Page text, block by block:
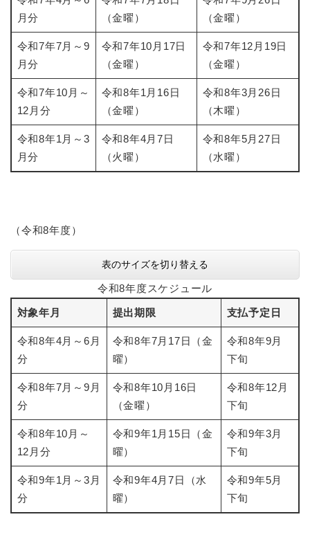
月分
（金曜）
（金曜）
令和7年7月～9
月分
令和7年10月17日
（金曜）
令和7年12月19日
（金曜）
令和7年10月～
12月分
令和8年1月16日
（金曜）
令和8年3月26日
（木曜）
令和8年1月～3
月分
令和8年4月7日
（火曜）
令和8年5月27日
（水曜）
（令和8年度）
表のサイズを切り替える
令和8年度スケジュール
対象年月 提出期限 支払予定日
令和8年4月～6月
分
令和8年7月17日（金
曜）
令和8年9月
下旬
令和8年7月～9月
分
令和8年10月16日
（金曜）
令和8年12月
下旬
令和8年10月～
12月分
令和9年1月15日（金
曜）
令和9年3月
下旬
令和9年1月～3月
分
令和9年4月7日（水
曜）
令和9年5月
下旬